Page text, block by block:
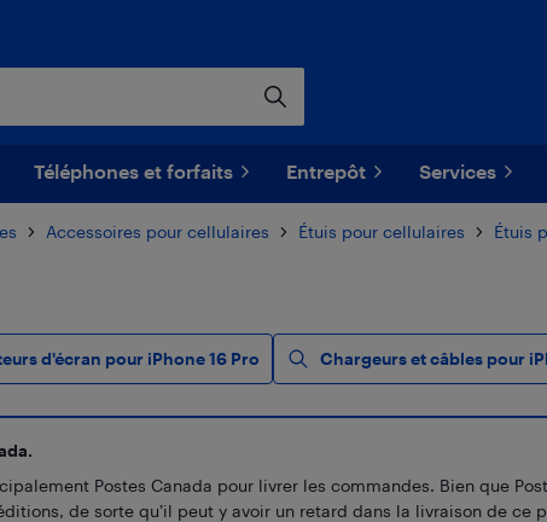
Téléphones et forfaits Entrepôt Services
Accessoires pour cellulaires Étuis pour cellulaires Étuis
d'écran pour iPhone 16 Pro Chargeurs et câbles pour
Postes Canada pour livrer les commandes. Bien que
de sorte qu’il peut y avoir un retard dans la livraison de ce